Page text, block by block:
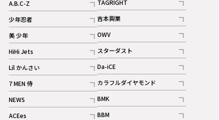
A.B.C-Z
記事
ギャラリー
少年忍者
記事
美 少年
記事
HiHi Jets
記事
Lil かんさい
記事
7 MEN 侍
記事
NEWS
記事
ACEes
TAGRIGHT
記事
吉本興業
記事
OWV
記事
ギャラリー
スターダスト
記事
Da-iCE
記事
カラフルダイヤモンド
記事
BMK
記事
BBM